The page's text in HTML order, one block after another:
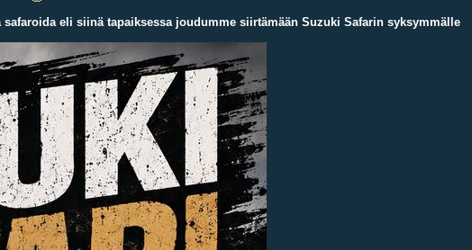
eli siinä tapaiksessa joudumme siirtämään Suzuki Safarin syksymmälle